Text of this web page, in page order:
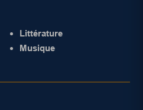
Littérature
Musique